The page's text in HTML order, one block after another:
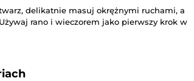
delikatnie masuj okrężnymi ruchami, a
rano i wieczorem jako pierwszy krok w